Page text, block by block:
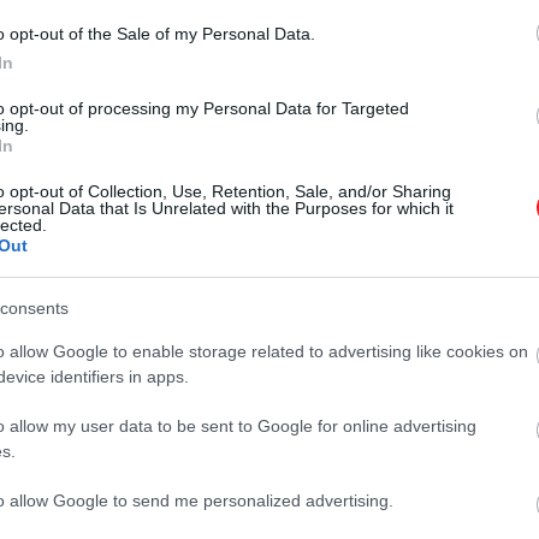
opt-out of the Sale of my Personal Data.
opt-out of processing my Personal Data for Targeted
opt-out of Collection, Use, Retention, Sale, and/or Sharing
Data that Is Unrelated with the Purposes for which it
allow Google to enable storage related to advertising like cookies on
identifiers in apps.
allow my user data to be sent to Google for online advertising
allow Google to send me personalized advertising.
dinoszaurusz 90 millió éves
még 2014-ben. A szinte kifogástalan
megismerhessék a faj…
legapróbb dinoszaurusz 1